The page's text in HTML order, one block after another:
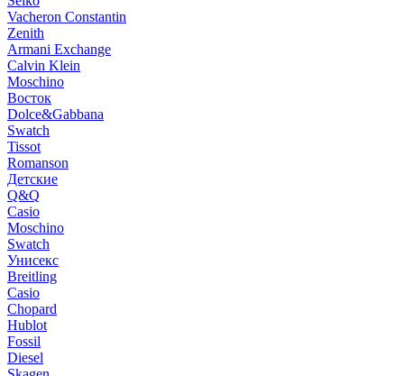
Vacheron Constantin
Zenith
Armani Exchange
Calvin Klein
Moschino
Восток
Dolce&Gabbana
Swatch
Tissot
Romanson
Детские
Q&Q
Casio
Moschino
Swatch
Унисекс
Breitling
Casio
Chopard
Hublot
Fossil
Diesel